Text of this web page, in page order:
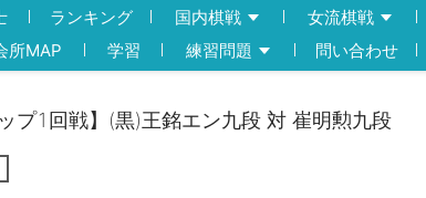
ランキング 国内棋戦 女流棋戦
所MAP 学習 練習問題 問い合わせ
プ1回戦】(黒)王銘エン九段 対 崔明勲九段